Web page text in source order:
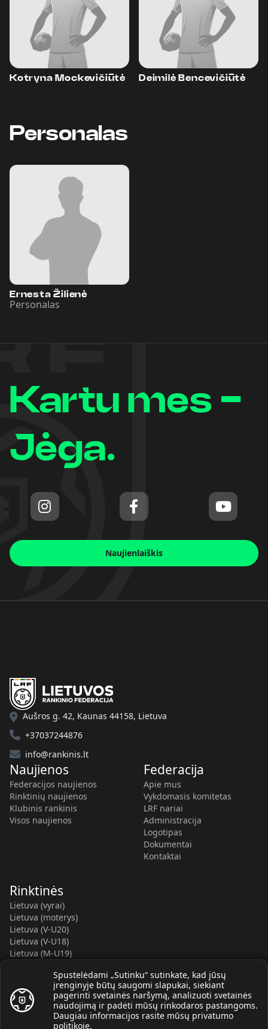
Kotryna Mockevičiūtė Deimilė Bencevičiūtė
Personalas
Ernesta Žilienė
Personalas
Kartu mes -
Jėga.
Naujienlaiškis
Spustelėdami „Sutinku“ sutinkate, kad jūsų
įrenginyje būtų saugomi slapukai, siekiant
pagerinti svetainės naršymą, analizuoti svetainės
naudojimą ir padėti mūsų rinkodaros pastangoms.
Daugiau informacijos rasite mūsų privatumo
politikoje.
Aušros g. 42, Kaunas 44158, Lietuva
+37037244876
info@rankinis.lt
Naujienos
Federacijos naujienos
Rinktinių naujienos
Klubinis rankinis
Visos naujienos
Federacija
Apie mus
Vykdomasis komitetas
LRF nariai
Administracija
Logotipas
Dokumentai
Kontaktai
Rinktinės
Lietuva (vyrai)
Lietuva (moterys)
Lietuva (V-U20)
Lietuva (V-U18)
Lietuva (M-U19)
Lietuva (M-U16)